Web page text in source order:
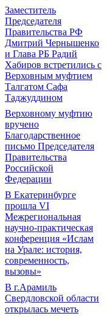
Заместитель
Председателя
Правительства РФ
Дмитрий Чернышенко
и Глава РБ Радий
Хабиров встретились с
Верховным муфтием
Талгатом Сафа
Таджуддином
Верховному муфтию
вручено
Благодарственное
письмо Председателя
Правительства
Российской
Федерации
В Екатеринбурге
прошла VI
Межрегиональная
научно-практическая
конференция «Ислам
на Урале: история,
современность,
вызовы»
В г.Арамиль
Свердловской области
открылась мечеть